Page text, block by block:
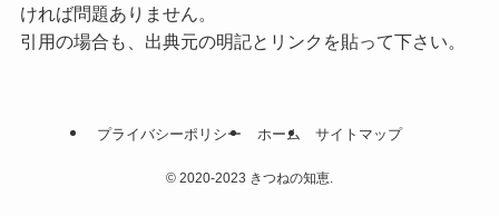
ければ問題ありません。
引用の場合も、出典元の明記とリンクを貼って下さい。
プライバシーポリシー ホーム サイトマップ
© 2020-2023 きつねの知恵.